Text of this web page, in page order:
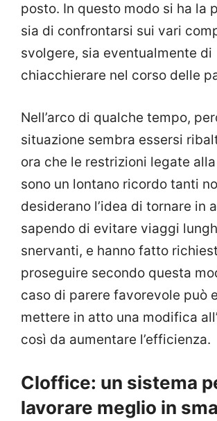
posto. In questo modo si ha la
sia di confrontarsi sui vari
svolgere, sia eventualmente di
chiacchierare nel corso delle
Nell’arco di qualche tempo,
situazione sembra essersi
ora che le restrizioni legate
sono un lontano ricordo tanti
desiderano l’idea di tornare in
sapendo di evitare viaggi
snervanti, e hanno fatto
proseguire secondo questa
caso di parere favorevole può
mettere in atto una modifica
così da aumentare l’efficienza.
Cloffice: un sistema
lavorare meglio in